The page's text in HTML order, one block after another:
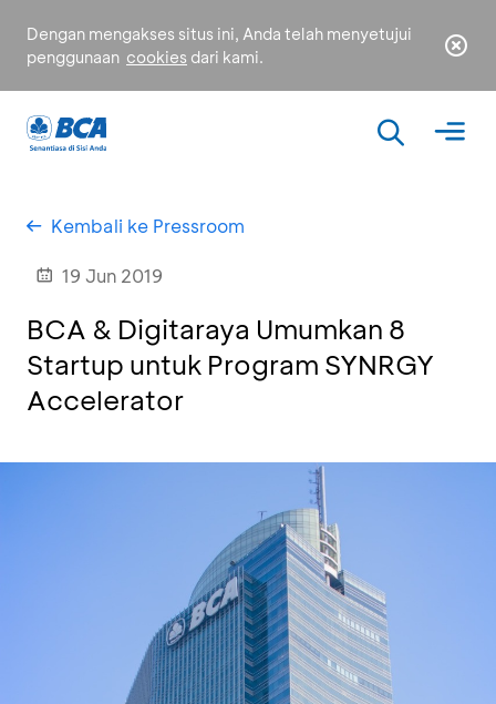
Dengan mengakses situs ini, Anda telah menyetujui
penggunaan cookies dari kami.
Kembali ke Pressroom
19 Jun 2019
BCA & Digitaraya Umumkan 8
Startup untuk Program SYNRGY
Accelerator